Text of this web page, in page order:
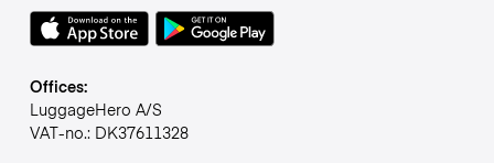
Offices:
LuggageHero A/S
VAT-no.: DK37611328